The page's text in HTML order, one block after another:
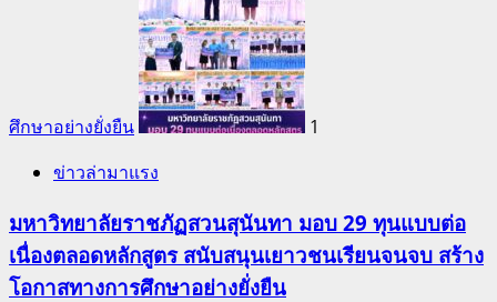
ศึกษาอย่างยั่งยืน
1
ข่าวล่ามาแรง
มหาวิทยาลัยราชภัฏสวนสุนันทา มอบ 29 ทุนแบบต่อ
เนื่องตลอดหลักสูตร สนับสนุนเยาวชนเรียนจนจบ สร้าง
โอกาสทางการศึกษาอย่างยั่งยืน